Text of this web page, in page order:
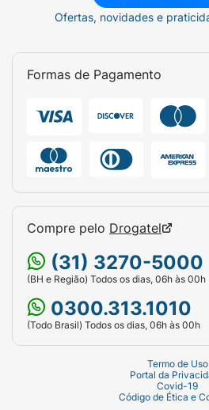
Ofertas, novidades e
Formas de Pagamento
Compre pelo Drogatel
(31) 3270-5000
(BH e Região) Todos os dias, 06h às 00h
0300.313.1010
(Todo Brasil) Todos os dias, 06h às 00h
Termo de Uso
Portal da
Covid-19
Código de Ética e